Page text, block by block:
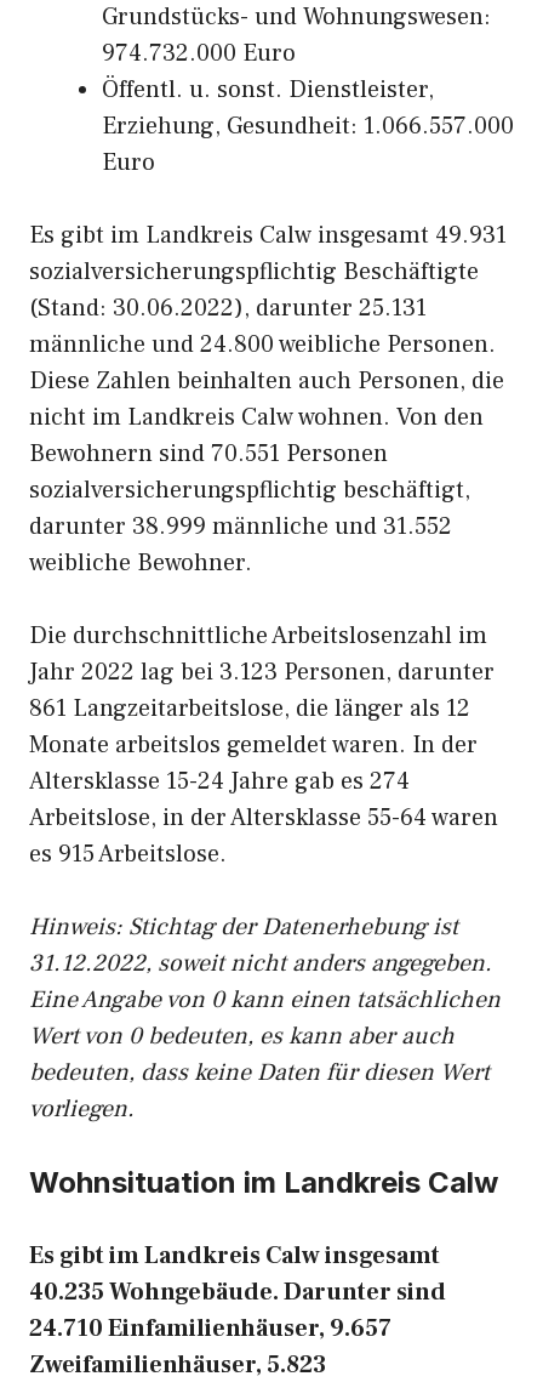
Grundstücks- und Wohnungswesen:
974.732.000 Euro
Öffentl. u. sonst. Dienstleister,
Erziehung, Gesundheit: 1.066.557.000
Euro
Es gibt im Landkreis Calw insgesamt 49.931
sozialversicherungspflichtig Beschäftigte
(Stand: 30.06.2022), darunter 25.131
männliche und 24.800 weibliche Personen.
Diese Zahlen beinhalten auch Personen, die
nicht im Landkreis Calw wohnen. Von den
Bewohnern sind 70.551 Personen
sozialversicherungspflichtig beschäftigt,
darunter 38.999 männliche und 31.552
weibliche Bewohner.
Die durchschnittliche Arbeitslosenzahl im
Jahr 2022 lag bei 3.123 Personen, darunter
861 Langzeitarbeitslose, die länger als 12
Monate arbeitslos gemeldet waren. In der
Altersklasse 15-24 Jahre gab es 274
Arbeitslose, in der Altersklasse 55-64 waren
es 915 Arbeitslose.
Hinweis: Stichtag der Datenerhebung ist
31.12.2022, soweit nicht anders angegeben.
Eine Angabe von 0 kann einen tatsächlichen
Wert von 0 bedeuten, es kann aber auch
bedeuten, dass keine Daten für diesen Wert
vorliegen.
Wohnsituation im Landkreis Calw
Es gibt im Landkreis Calw insgesamt
40.235 Wohngebäude. Darunter sind
24.710 Einfamilienhäuser, 9.657
Zweifamilienhäuser, 5.823